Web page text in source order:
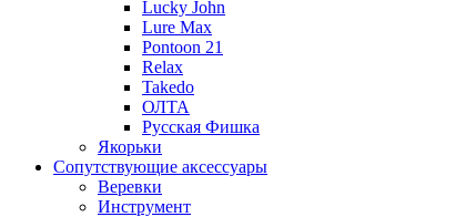
Lucky John
Lure Max
Pontoon 21
Relax
Takedo
ОЛТА
Русская Фишка
Якорьки
Сопутствующие аксессуары
Веревки
Инструмент